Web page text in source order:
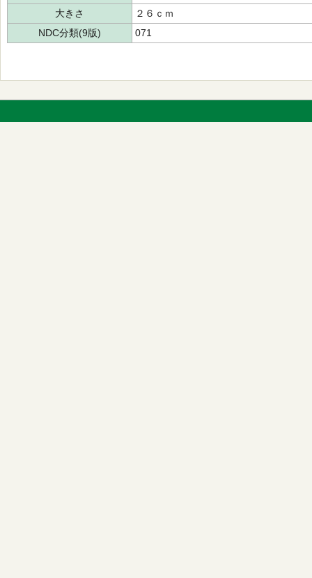
大きさ
２６ｃｍ
NDC分類(9版)
071